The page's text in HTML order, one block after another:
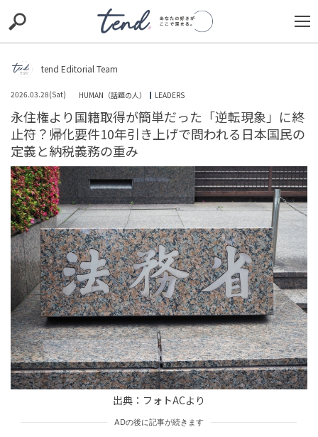
trill nordot RECOMMEND ARENA TOP
鎌倉パスタのパン食べ放題は不当？SNSで拡散された不満
と現場の葛藤、企業に突きつけられた誠実さの境界線
SNS BUZZ（SNSで話題）
PEOPLE
tend Editorial Team
「髪の毛が一本落ちてた」毎朝のように繰り返される義
父の小言→静かに新婚生活を蝕んでいったため息の正体
TREND（トレンド深堀）
STORY
tend Editorial Team
tend Editorial Team
2026.03.28(Sat) HUMAN（話題の人） LEADERS
永住権より国籍取得が簡単だった「逆転現象」に終
止符？帰化要件10年引き上げで問われる日本国民の
定義と納税義務の重み
出典：フォトACより
ADの後に記事が続きます